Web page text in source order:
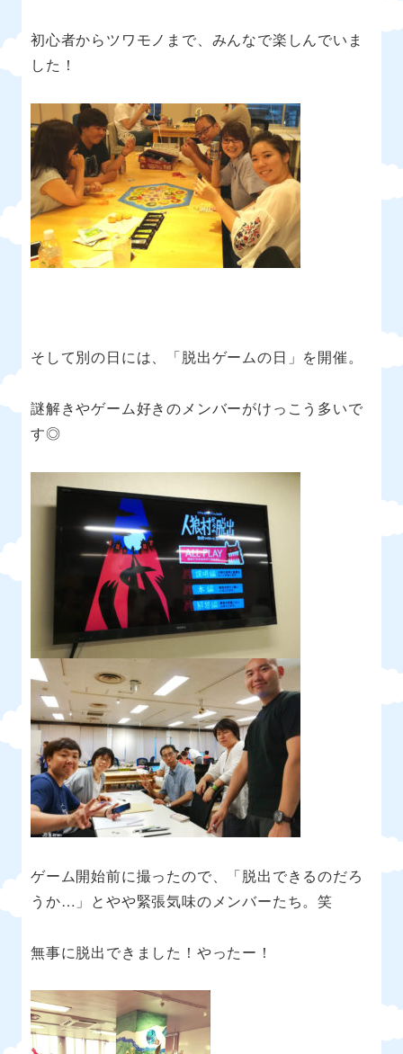
初心者からツワモノまで、みんなで楽しんでいま
した！
そして別の日には、「脱出ゲームの日」を開催。
謎解きやゲーム好きのメンバーがけっこう多いで
す◎
ゲーム開始前に撮ったので、「脱出できるのだろ
うか… 」とやや緊張気味のメンバーたち。笑
無事に脱出できました！やったー！